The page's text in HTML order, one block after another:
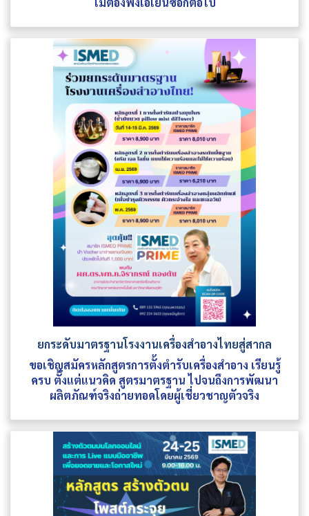
ยกระดับมาตรฐานโรงงานเครื่องสำอางไทยสู่สากล
ขอเชิญสมัครหลักสูตรการตั้งตำรับเครื่องสำอาง เรียนรู้
ครบ ตั้งแต่แนวคิด สูตรมาตรฐาน ไปจนถึงการพัฒนา
ผลิตภัณฑ์จริงถ่ายทอดโดยผู้เชี่ยวชาญตัวจริง